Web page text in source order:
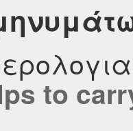
to